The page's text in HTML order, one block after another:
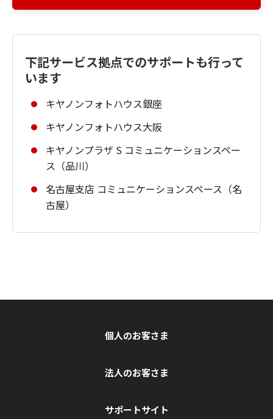
下記サービス拠点でのサポートも行って
います
キヤノンフォトハウス銀座
キヤノンフォトハウス大阪
キヤノンプラザ S コミュニケーションスペー
ス（品川）
名古屋支店 コミュニケーションスペース（名
古屋）
個人のお客さま
法人のお客さま
サポートサイト